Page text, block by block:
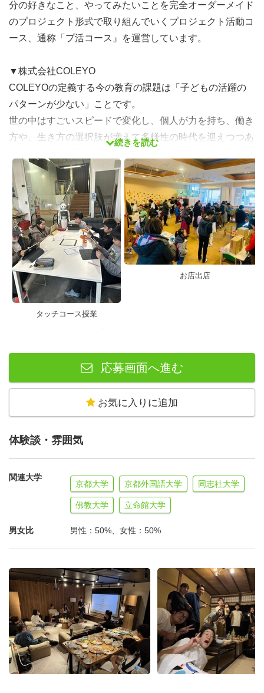
分の好きなこと、やってみたいことを完全オーダーメイド
のプロジェクト形式で取り組んでいくプロジェクト活動コ
ース、通称「プ活コース』を運営しています。
▼株式会社COLEYO
COLEYOの定義する今の教育の課題は「子どもの活躍の
パターンが少ない」ことです。
世の中はすごいスピードで変化し、個人が力を持ち、働き
方や、生き方の選択肢が増えて多様性の時代を迎えつつあ
足が速い子以外の活躍のパターンがほとんどない。
子どもの可能性は無限なので、自分の才能を発見したり、
発揮したりする機会が必要だと考えてます。それをつくる
のがCOLEYOです。
『全ての才能に目を向けよう』をスローガンに、あらゆる
才能が開花する教育を目指しています。
●よのなか体験授業 タッチコース
子ども時代の体験の数を増やし、新たな興味関心や才能と
の出会いをつくるコースです。お商売、プログラミング、
もたちの活躍の選択肢を増やします。
現在は生徒数200名を超える教室になっております。
●プ活（プロジェクト活動）コース
など子どもたちそれぞれの興味関心からのプロジェクトテ
ーマを決め、取り組むコースです。子どもたちがお商売
や、研究、アートなど幅広い分野で活躍しています。
例：手作りの船を作って、その上でマックが食べたい！
小屋を作って、そこでキャンプがしたい！
オリジナルゲームを作って、その大会を開きたい！
続きを読む
タッチコース授業
お店出店
応募画面へ進む
お気に入りに追加
体験談・雰囲気
関連大学
京都大学 京都外国語大学 同志社大学
佛教大学 立命館大学
男女比 男性：50%、女性：50%